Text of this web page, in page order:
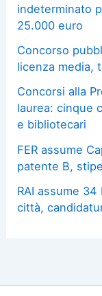
indeterminato
25.000 euro
Concorso
licenza media,
Concorsi alla
laurea: cinque
e bibliotecari
FER assume
patente B,
RAI assume
città,